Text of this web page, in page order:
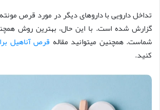
گزارش شده است. با این حال، بهترین روش
شماست. همچنین میتوانید مقاله قرص آناهیل
کنید.